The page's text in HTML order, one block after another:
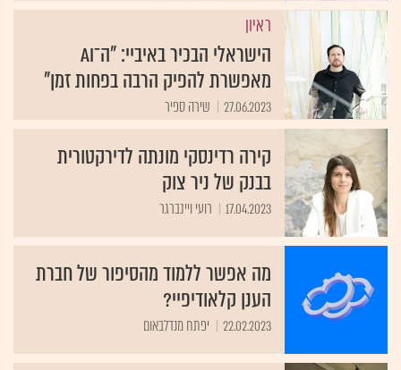
ראיון
הישראלי הבכיר באיביי: "ה־AI
מאפשרת להפיק הרבה בפחות זמן"
27.06.2023 שירה ספיר
קירה רדינסקי מונתה לדירקטורית
בבנק של ניר צוק
17.04.2023 רועי ויינברגר
מה אפשר ללמוד מהסיפור של חברת
הענן קלאודיפיי?
22.02.2023 יפתח מנדלבאום